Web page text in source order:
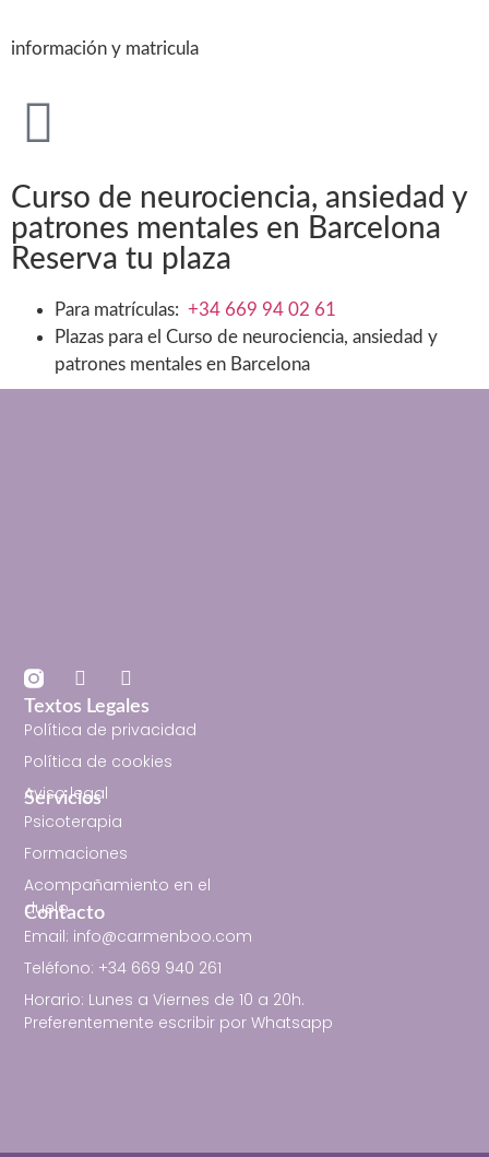
información y matricula
Curso de neurociencia, ansiedad y
patrones mentales en Barcelona
Reserva tu plaza
Para matrículas: +34 669 94 02 61
Plazas para el Curso de neurociencia, ansiedad y
patrones mentales en Barcelona
Servicios
Psicoterapia
Formaciones
Acompañamiento en el
duelo
Textos Legales
Política de privacidad
Política de cookies
Aviso legal
Contacto
Email: info@carmenboo.com
Teléfono: +34 669 940 261
Horario: Lunes a Viernes de 10 a 20h.
Preferentemente escribir por Whatsapp